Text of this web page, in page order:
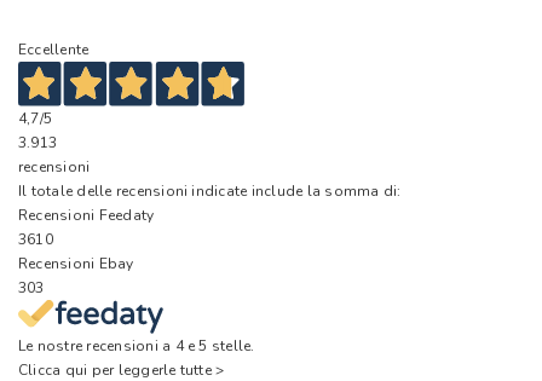
Eccellente
4,7/5
3.913
recensioni
Il totale delle recensioni indicate include la somma di:
Recensioni Feedaty
3610
Recensioni Ebay
303
Le nostre recensioni a 4 e 5 stelle.
Clicca qui per leggerle tutte >